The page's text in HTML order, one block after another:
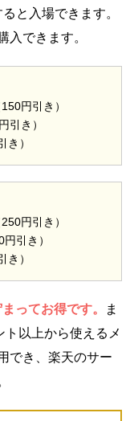
と入場できます。
入できます。
円引き）
引き）
）
円引き）
引き）
）
ってお得です。
ま
以上から使えるメ
でき、楽天のサー